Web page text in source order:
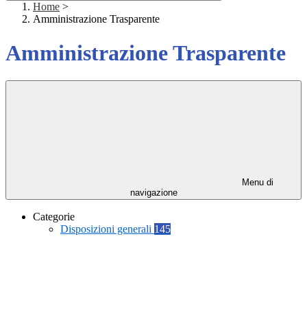
Home >
Amministrazione Trasparente
Amministrazione Trasparente
Menu di
navigazione
Categorie
Disposizioni generali 145